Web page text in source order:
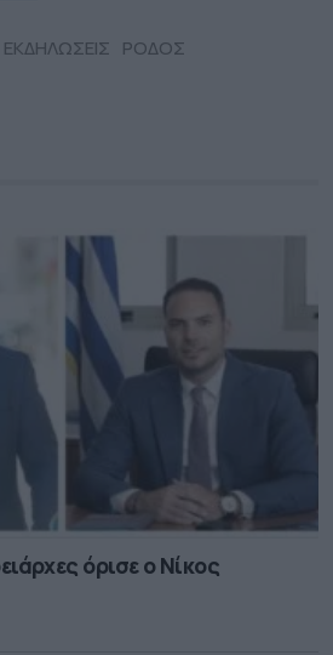
ΕΚΔΗΛΩΣΕΙΣ ΡΟΔΟΣ
όρισε ο Νίκος